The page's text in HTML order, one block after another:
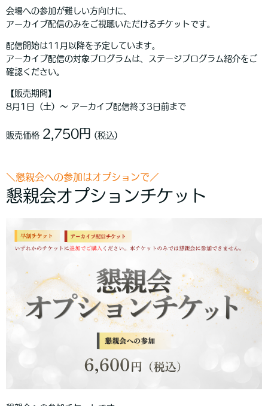
会場への参加が難しい方向けに、
アーカイブ配信のみをご視聴いただけるチケットです。
配信開始は11月以降を予定しています。
アーカイブ配信の対象プログラムは、ステージプログラム紹介をご
確認ください。
【販売期間】
8月1日（土）〜 アーカイブ配信終了3日前まで
販売価格 2,750円 (税込)
＼懇親会への参加はオプションで／
懇親会オプションチケット